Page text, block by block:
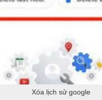
Xóa lịch sử google